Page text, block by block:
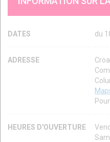
DATES du
ADRESSE
HEURES D'OUVERTURE